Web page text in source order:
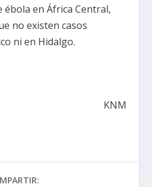
en África Central,
no existen casos
ni en Hidalgo.
KNM